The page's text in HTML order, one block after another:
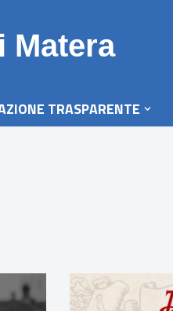
Matera
TRASPARENTE